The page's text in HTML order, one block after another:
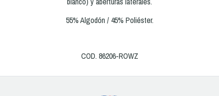
55% Algodón / 45% Poliéster.
COD. 86206-ROWZ